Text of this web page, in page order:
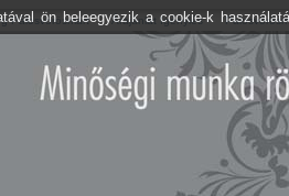
Pálosvörösmart Árajánlat Igénylés
ön beleegyezik a cookie-k